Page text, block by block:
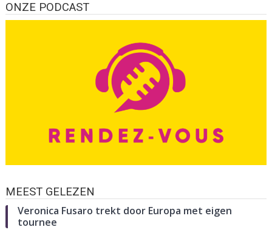
ONZE PODCAST
MEEST GELEZEN
Veronica Fusaro trekt door Europa met eigen
tournee